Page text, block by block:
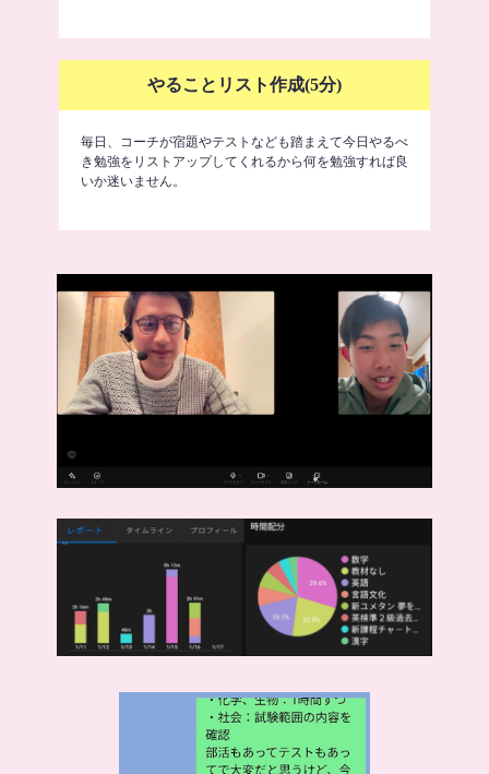
やることリスト作成(5分)
毎日、コーチが宿題やテストなども踏まえて今日やるべ
き勉強をリストアップしてくれるから何を勉強すれば良
いか迷いません。